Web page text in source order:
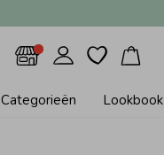
Categorieën Lookbook